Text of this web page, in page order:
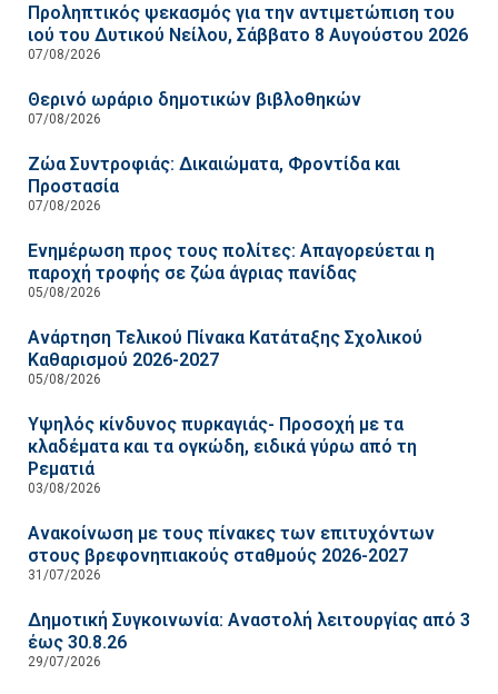
Προληπτικός ψεκασμός για την αντιμετώπιση του
ιού του Δυτικού Νείλου, Σάββατο 8 Αυγούστου 2026
07/08/2026
Θερινό ωράριο δημοτικών βιβλοθηκών
07/08/2026
Ζώα Συντροφιάς: Δικαιώματα, Φροντίδα και
Προστασία
07/08/2026
Ενημέρωση προς τους πολίτες: Απαγορεύεται η
παροχή τροφής σε ζώα άγριας πανίδας
05/08/2026
Ανάρτηση Τελικού Πίνακα Κατάταξης Σχολικού
Καθαρισμού 2026-2027
05/08/2026
Υψηλός κίνδυνος πυρκαγιάς- Προσοχή με τα
κλαδέματα και τα ογκώδη, ειδικά γύρω από τη
Ρεματιά
03/08/2026
Ανακοίνωση με τους πίνακες των επιτυχόντων
στους βρεφονηπιακούς σταθμούς 2026-2027
31/07/2026
Δημοτική Συγκοινωνία: Αναστολή λειτουργίας από 3
έως 30.8.26
29/07/2026